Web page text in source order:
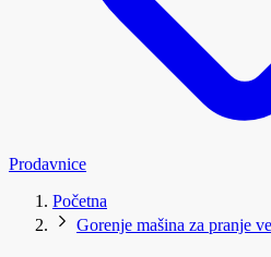
Prodavnice
Početna
Gorenje mašina za pranje